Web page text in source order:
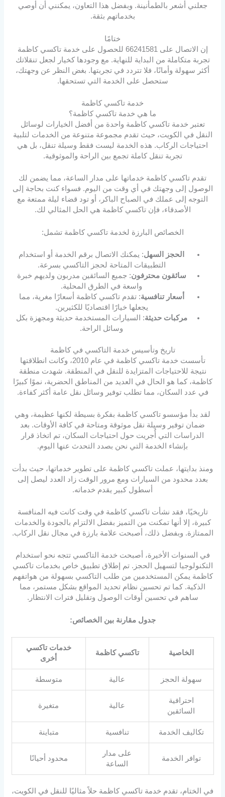
جعلني أشعر بالطمأنينة. وبفضل هذا التعاون، يمكنني أن أوصي
بخدماتهم بثقة.
ختامًا
إن الاتصال على 66241581 للحصول على خدمة تاكسي كاظمة
تجربة متكاملة من البداية للنهاية. مع وجودها كخيار لجعل تنقلاتك
أكثر سهولة وأمانًا، فلا تتردد في تجربتها. بغض النظر عن وجهتك،
ستحصل على الخدمة التي تستحقها.
خدمة تاكسي كاظمة
ما هي خدمة تاكسي كاظمة؟
تعتبر خدمة تاكسي كاظمة واحدة من أفضل الخيارات لوسائل
النقل في الكويت، حيث تقدم مجموعة متنوعة من الخدمات لتلبية
احتياجات الركاب. هذه الخدمة ليست فقط وسيلة تنقل، بل هي
تجربة تنقل كاملة تجمع بين الراحة والموثوقية.
تقدم تاكسي كاظمة خدماتها على مدار الساعة، مما يضمن لك
الوصول إلى وجهتك في أي وقت من اليوم. فسواء كنت بحاجة إلى
التوجه إلى عملك في الصباح الباكر، أو تود قضاء ليلة ممتعة مع
الأصدقاء، فإن تاكسي كاظمة هي الحل المثالي لك.
الخصائص البارزة لخدمة تاكسي كاظمة تشمل:
الحجز السهل: يمكنك الاتصال برقم الخدمة أو استخدام
التطبيقات المتاحة لحجز التاكسي بسرعة.
سائقون محترفون: جميع السائقين مدربون ولديهم خبرة
واسعة في الطرق المحلية.
أسعار تنافسية: تقدم تاكسي كاظمة أسعارًا مغرية، مما
يجعلها خيارًا اقتصاديًا للكثيرين.
مركبات حديثة: السيارات المستخدمة حديثة ومجهزة بكل
وسائل الراحة.
تاريخ وتأسيس خدمة التاكسي في كاظمة
تأسست خدمة تاكسي كاظمة في عام 2010، وكانت انطلاقتها
نتيجة للاحتياجات المتزايدة للنقل في المنطقة. شهدت منطقة
كاظمة، كما هو الحال في العديد من المناطق الحضرية، نموًا كبيرًا
في عدد السكان، مما تطلب توفير وسائل نقل عامة أكثر كفاءة.
لقد بدأ مؤسسو تاكسي كاظمة بفكرة بسيطة لكنها عظيمة، وهي
ضمان توفير وسيلة نقل موثوقة ومتاحة في كافة الأوقات. بعد
الدراسات التي أُجريت حول احتياجات السكان، تم اتخاذ قرار
بإنشاء الخدمة التي نحن بصدد التحدث عنها اليوم.
ومنذ بدايتها، عملت تاكسي كاظمة على تطوير خدماتها، حيث بدأت
بعدد محدود من السيارات ومع مرور الوقت زاد العدد ليصل إلى
أسطول كبير يقدم خدماته.
تاريخيًا، فقد نشأت تاكسي كاظمة في وقت كانت فيه المنافسة
كبيرة، إلا أنها تمكنت من التميز بفضل الالتزام بالجودة والخدمات
الممتازة. وبفضل ذلك، أصبحت علامة بارزة في مجال نقل الركاب.
في السنوات الأخيرة، أصبحت خدمة التاكسي تتجه نحو استخدام
التكنولوجيا لتسهيل الحجز. تم إطلاق تطبيق خاص بخدمات تاكسي
كاظمة يمكن المستخدمين من طلب التاكسي بسهولة من هواتفهم
الذكية. كما تم تحسين نظام تحديد المواقع بشكل مستمر، مما
ساهم في تحسين أوقات الوصول وتقليل فترات الانتظار.
جدول مقارنة بين الخصائص:
الخاصية تاكسي كاظمة
خدمات تاكسي
أخرى
سهولة الحجز عالية متوسطة
احترافية
السائقين
عالية متغيرة
تكاليف الخدمة تنافسية متباينة
توافر الخدمة
على مدار
الساعة
محدود أحيانًا
في الختام، تقدم خدمة تاكسي كاظمة حلاً مثاليًا للنقل في الكويت،